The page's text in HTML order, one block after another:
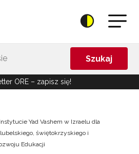
Szukaj
ORE – zapisz się!
Yad Vashem w Izraelu dla
świętokrzyskiego i
Edukacji